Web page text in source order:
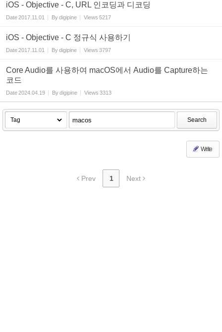
iOS - Objective - C, URL 인코딩과 디코딩
Date2017.11.01 Bydigipine Views 5217
iOS - Objective - C 정규식 사용하기
Date2017.11.01 Bydigipine Views 3797
Core Audio를 사용하여 macOS에서 Audio를 Capture하는
코드
Date2024.04.19 Bydigipine Views 3313
Search
Write
Prev 1 Next